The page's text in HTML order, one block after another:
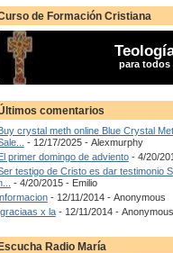
de Formación Cristiana
para todos
comentarios
crystal meth online Blue Crystal
- 12/17/2025- Alexmurphy
primer domingo de adviento- 4/20/
testigo de Cristo es dar testimonio
- 4/20/2015- Emilio
- 12/11/2014- Anonymous
.graciaas x la- 12/11/2014- Anonymous
Escucha Radio María